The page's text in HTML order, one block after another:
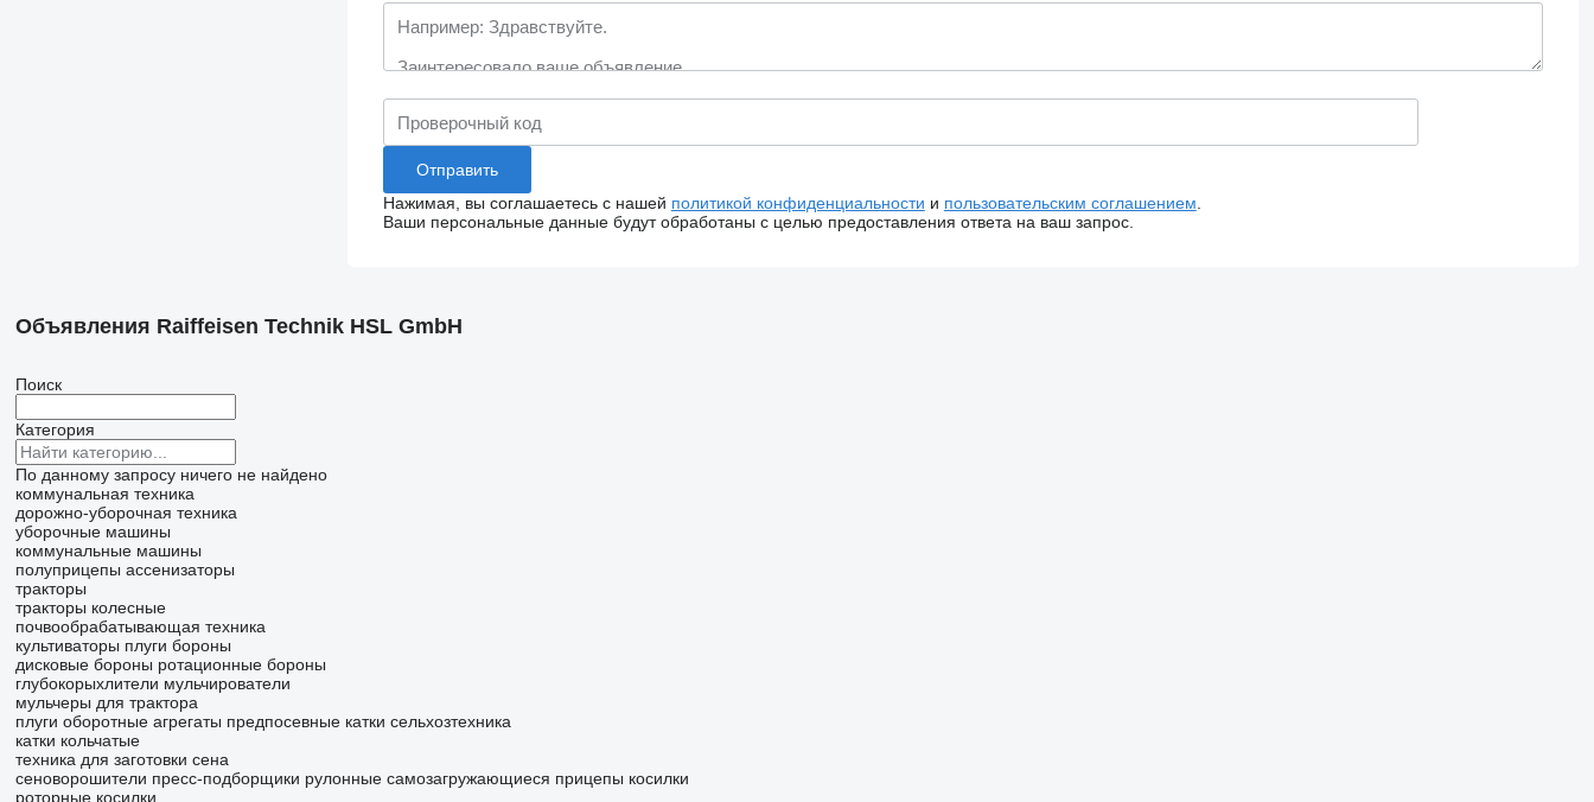
Нажимая, вы соглашаетесь с нашей политикой конфиденциальности и пользовательским соглашением
Ваши персональные данные будут обработаны с целью предоставления ответа на ваш запрос.
Объявления Raiffeisen Technik HSL GmbH
Поиск
Категория
По данному запросу ничего не найдено
коммунальная техника
дорожно-уборочная техника
уборочные машины
коммунальные машины
полуприцепы ассенизаторы
тракторы
тракторы колесные
почвообрабатывающая техника
культиваторы плуги бороны
дисковые бороны ротационные бороны
глубокорыхлители мульчирователи
мульчеры для трактора
плуги оборотные агрегаты предпосевные катки сельхозтехника
катки кольчатые
техника для заготовки сена
сеноворошители пресс-подборщики рулонные самозагружающиеся прицепы косилки
роторные косилки